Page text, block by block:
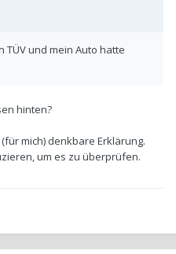
und mein Auto hatte
hinten?
mich) denkbare Erklärung.
um es zu überprüfen.